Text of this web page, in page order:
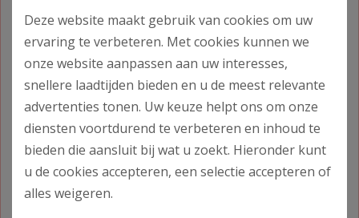
Afspraak maken
Maak zelf eenvoudig een afspraak via het
afsprakenformulier.
Maak een afspraak
Deze website maakt gebruik van cookies om uw
ervaring te verbeteren. Met cookies kunnen we
onze website aanpassen aan uw interesses,
snellere laadtijden bieden en u de meest relevante
advertenties tonen. Uw keuze helpt ons om onze
diensten voortdurend te verbeteren en inhoud te
bieden die aansluit bij wat u zoekt. Hieronder kunt
u de cookies accepteren, een selectie accepteren of
alles weigeren.